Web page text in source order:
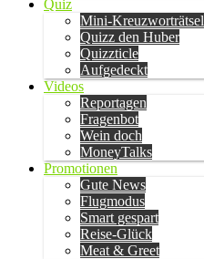
Quiz
Mini-Kreuzworträtsel
Quizz den Huber
Quizzticle
Aufgedeckt
Videos
Reportagen
Fragenbot
Wein doch
MoneyTalks
Promotionen
Gute News
Flugmodus
Smart gespart
Reise-Glück
Meat & Greet